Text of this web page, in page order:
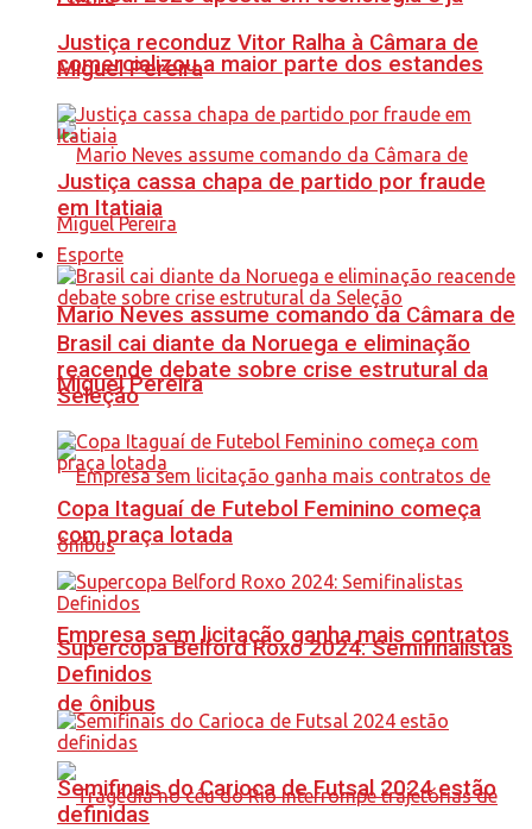
comercializou a maior parte dos estandes
Mario Neves assume comando da Câmara de
Miguel Pereira
Empresa sem licitação ganha mais contratos
de ônibus
Justiça reconduz Vitor Ralha à Câmara de
Miguel Pereira
Justiça cassa chapa de partido por fraude
em Itatiaia
Esporte
Brasil cai diante da Noruega e eliminação
reacende debate sobre crise estrutural da
Seleção
Copa Itaguaí de Futebol Feminino começa
com praça lotada
Supercopa Belford Roxo 2024: Semifinalistas
Definidos
Semifinais do Carioca de Futsal 2024 estão
definidas